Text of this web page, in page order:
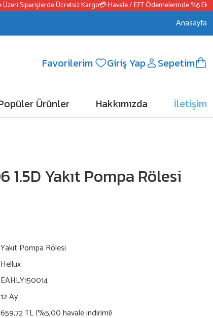
Siparişlerde Ücretsiz Kargo💳 Havale / EFT Ödemelerinde %5 Ek
Anasayfa
Favorilerim Giriş Yap Sepetim
Ürünler Hakkımızda İletişim
1.5D Yakıt Pompa Rölesi
Yakıt Pompa Rölesi
Hellux
EAHLY150014
12 Ay
659,72 TL (%5,00 havale indirimi)